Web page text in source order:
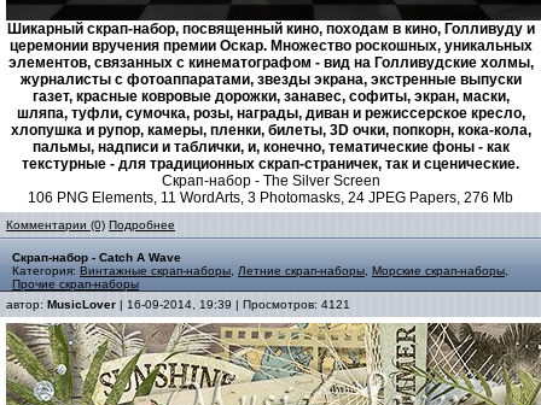
Шикарный скрап-набор, посвященный кино, походам в кино, Голливуду и
церемонии вручения премии Оскар. Множество роскошных, уникальных
элементов, связанных с кинематографом - вид на Голливудские холмы,
журналисты с фотоаппаратами, звезды экрана, экстренные выпуски
газет, красные ковровые дорожки, занавес, софиты, экран, маски,
шляпа, туфли, сумочка, розы, награды, диван и режиссерское кресло,
хлопушка и рупор, камеры, пленки, билеты, 3D очки, попкорн, кока-кола,
пальмы, надписи и таблички, и, конечно, тематические фоны - как
текстурные - для традиционных скрап-страничек, так и сценические.
Скрап-набор - The Silver Screen
106 PNG Elements, 11 WordArts, 3 Photomasks, 24 JPEG Papers, 276 Mb
Комментарии (0) Подробнее
Скрап-набор - Catch A Wave
Категория: Винтажные скрап-наборы Летние скрап-наборы Морские скрап-наборы
Прочие скрап-наборы
автор: MusicLover | 16-09-2014, 19:39 | Просмотров: 4121